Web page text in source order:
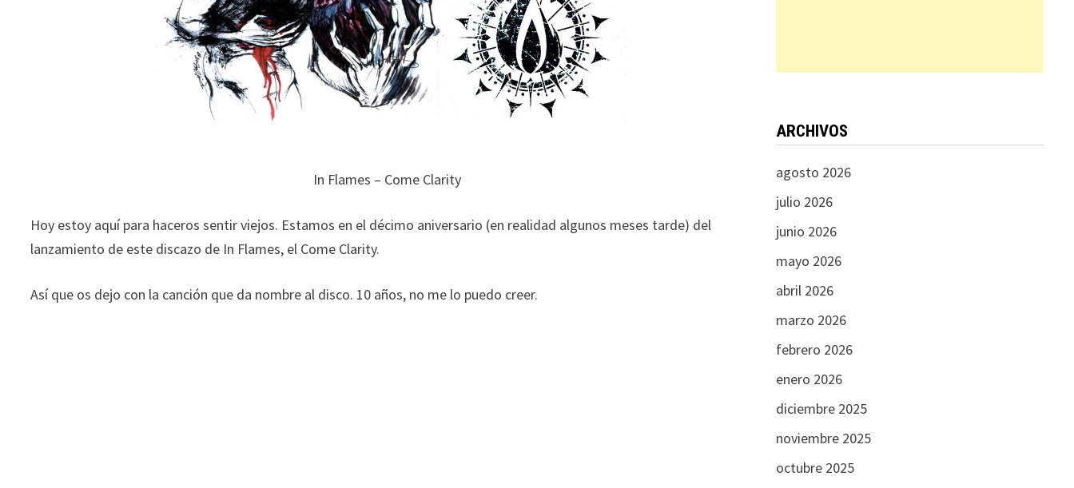
In Flames – Come Clarity
Hoy estoy aquí para haceros sentir viejos. Estamos en el décimo aniversario (en realidad algunos meses tarde) del
lanzamiento de este discazo de In Flames, el Come Clarity.
Así que os dejo con la canción que da nombre al disco. 10 años, no me lo puedo creer.
ARCHIVOS
agosto 2026
julio 2026
junio 2026
mayo 2026
abril 2026
marzo 2026
febrero 2026
enero 2026
diciembre 2025
noviembre 2025
octubre 2025